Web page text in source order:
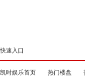
快速入口
凯时娱乐首页 热门楼盘